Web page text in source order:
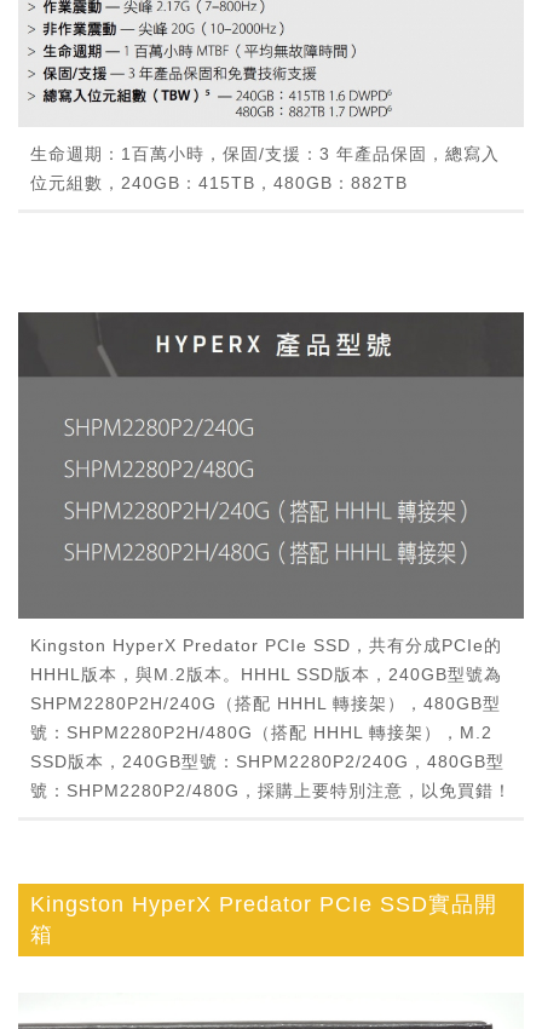
生命週期：1百萬小時，保固/支援：3 年產品保固，總寫入
位元組數，240GB：415TB，480GB：882TB
Kingston HyperX Predator PCIe SSD，共有分成PCIe的
HHHL版本，與M.2版本。HHHL SSD版本，240GB型號為
SHPM2280P2H/240G（搭配 HHHL 轉接架），480GB型
號：SHPM2280P2H/480G（搭配 HHHL 轉接架），M.2
SSD版本，240GB型號：SHPM2280P2/240G，480GB型
號：SHPM2280P2/480G，採購上要特別注意，以免買錯！
Kingston HyperX Predator PCIe SSD實品開
箱